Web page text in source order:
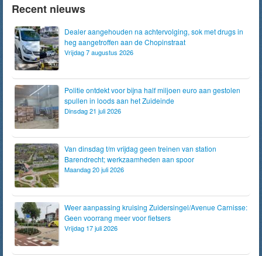
Recent nieuws
Dealer aangehouden na achtervolging, sok met drugs in
heg aangetroffen aan de Chopinstraat
Vrijdag 7 augustus 2026
Politie ontdekt voor bijna half miljoen euro aan gestolen
spullen in loods aan het Zuideinde
Dinsdag 21 juli 2026
Van dinsdag t/m vrijdag geen treinen van station
Barendrecht; werkzaamheden aan spoor
Maandag 20 juli 2026
Weer aanpassing kruising Zuidersingel/Avenue Carnisse:
Geen voorrang meer voor fietsers
Vrijdag 17 juli 2026